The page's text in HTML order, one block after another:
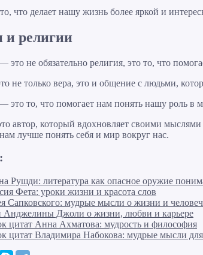
что делает нашу жизнь более яркой и
и религии
это не обязательно религия, это то, что
не только вера, это и общение с людьми,
это то, что помогает нам понять нашу роль в
автор, который вдохновляет своими
лучше понять себя и мир вокруг нас.
Рушди: литература как опасное оружие
Фета: уроки жизни и красота слов
Сапковского: мудрые мысли о жизни и
Джоли о жизни, любви и карьере
цитат Анна Ахматова: мудрость и философия
цитат Владимира Набокова: мудрые мысли